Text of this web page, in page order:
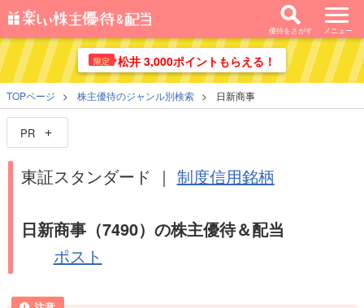
優待をさがす メニュー
限定 松井 3,000ポイントもらえる！
TOPページ 株主優待のジャンル別検索 日新商事
PR
東証スタンダード ｜ 制度信用銘柄
日新商事（7490）の株主優待＆配当
ポスト